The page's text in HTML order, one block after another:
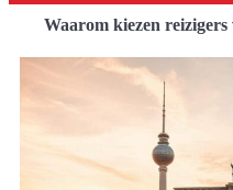
Waarom kiezen